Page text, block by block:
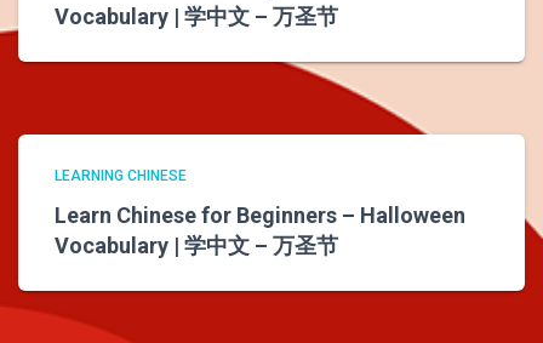
Vocabulary | 学中文 – 万圣节
LEARNING CHINESE
Learn Chinese for Beginners – Halloween
Vocabulary | 学中文 – 万圣节